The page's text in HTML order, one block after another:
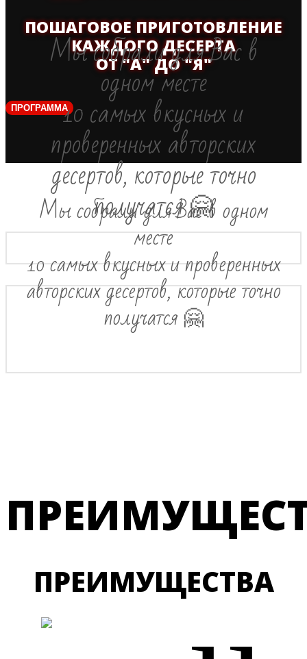
ПОШАГОВОЕ ПРИГОТОВЛЕНИЕ
КАЖДОГО ДЕСЕРТА
ОТ "А" ДО "Я"
ПРОГРАММА
Мы собрали для Вас в
одном месте
10 самых вкусных и
проверенных авторских
десертов, которые точно
получатся 🤗
Мы собрали для Вас в одном
месте
10 самых вкусных и проверенных
авторских десертов, которые точно
получатся 🤗
ПРЕИМУЩЕСТВА